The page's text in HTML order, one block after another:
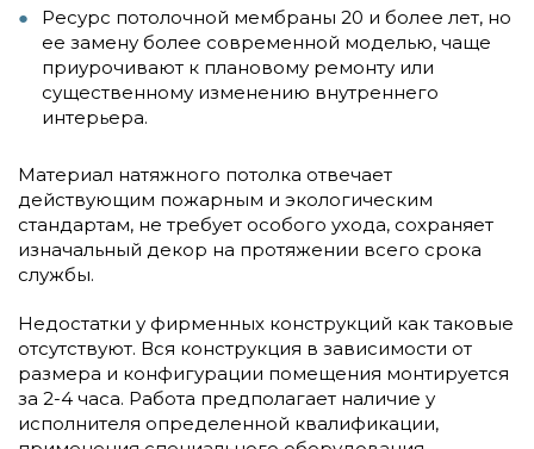
Ресурс потолочной мембраны 20 и более лет, но
ее замену более современной моделью, чаще
приурочивают к плановому ремонту или
существенному изменению внутреннего
интерьера.
Материал натяжного потолка отвечает
действующим пожарным и экологическим
стандартам, не требует особого ухода, сохраняет
изначальный декор на протяжении всего срока
службы.
Недостатки у фирменных конструкций как таковые
отсутствуют. Вся конструкция в зависимости от
размера и конфигурации помещения монтируется
за 2-4 часа. Работа предполагает наличие у
исполнителя определенной квалификации,